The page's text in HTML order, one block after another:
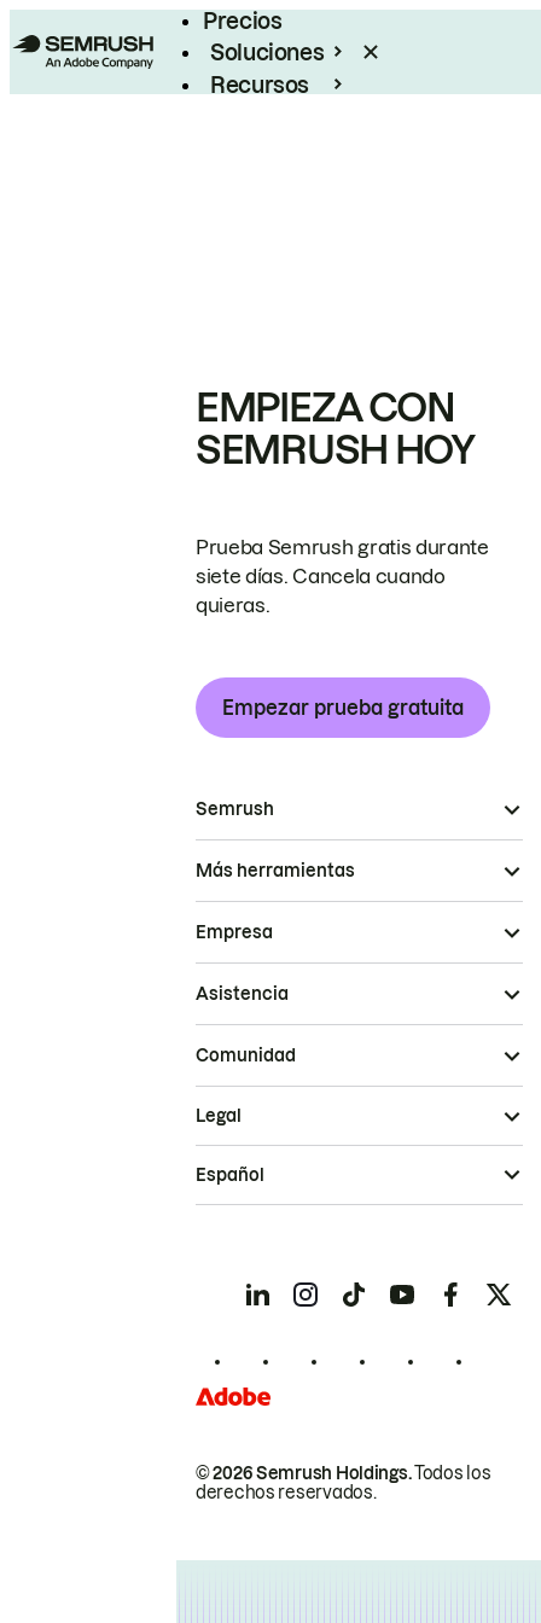
Precios
Soluciones
Recursos
EMPIEZA CON
SEMRUSH HOY
Prueba Semrush gratis durante
siete días. Cancela cuando
quieras.
Empezar prueba gratuita
Semrush
Más herramientas
Empresa
Asistencia
Comunidad
© 2026 Semrush Holdings.Todos los
derechos reservados.
Legal
Español